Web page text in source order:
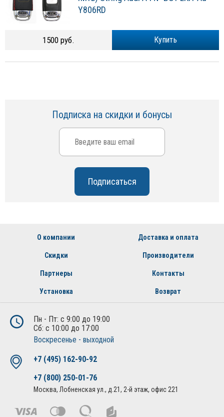
Y806RD
Купить
1500 руб.
Подписка на скидки и бонусы
О компании Доставка и оплата
Скидки Производители
Партнеры Контакты
Установка Возврат
Пн - Пт: с 9:00 до 19:00
Сб: с 10:00 до 17:00
Воскресенье - выходной
+7 (495) 162-90-92
+7 (800) 250-01-76
Москва, Лобненская ул., д.21, 2-й этаж, офис 221